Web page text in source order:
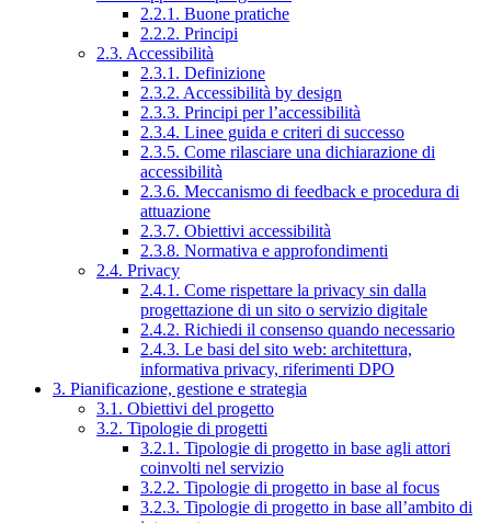
2.2.1. Buone pratiche
2.2.2. Principi
2.3. Accessibilità
2.3.1. Definizione
2.3.2. Accessibilità by design
2.3.3. Principi per l’accessibilità
2.3.4. Linee guida e criteri di successo
2.3.5. Come rilasciare una dichiarazione di
accessibilità
2.3.6. Meccanismo di feedback e procedura di
attuazione
2.3.7. Obiettivi accessibilità
2.3.8. Normativa e approfondimenti
2.4. Privacy
2.4.1. Come rispettare la privacy sin dalla
progettazione di un sito o servizio digitale
2.4.2. Richiedi il consenso quando necessario
2.4.3. Le basi del sito web: architettura,
informativa privacy, riferimenti DPO
3. Pianificazione, gestione e strategia
3.1. Obiettivi del progetto
3.2. Tipologie di progetti
3.2.1. Tipologie di progetto in base agli attori
coinvolti nel servizio
3.2.2. Tipologie di progetto in base al focus
3.2.3. Tipologie di progetto in base all’ambito di